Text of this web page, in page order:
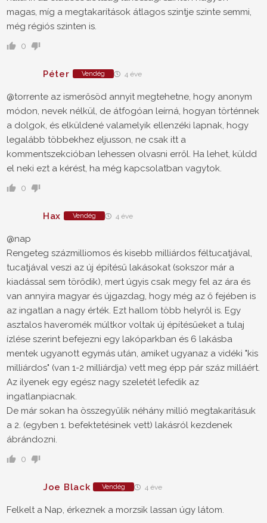
magas, míg a megtakarítások átlagos szintje szinte semmi,
még régiós szinten is.
0
Péter Vendég 4 éve
@torrente az ismerősöd annyit megtehetne, hogy anonym
módon, nevek nélkül, de átfogóan leírná, hogyan történnek
a dolgok, és elküldené valamelyik ellenzéki lapnak, hogy
legalább többekhez eljusson, ne csak itt a
kommentszekcióban lehessen olvasni erről. Ha lehet, küldd
el neki ezt a kérést, ha még kapcsolatban vagytok.
0
Hax Vendég 4 éve
@nap
Rengeteg százmilliomos és kisebb milliárdos féltucatjával,
tucatjával veszi az új építésű lakásokat (sokszor már a
kiadással sem törődik), mert úgyis csak megy fel az ára és
van annyira magyar és újgazdag, hogy még az ő fejében is
az ingatlan a nagy érték. Ezt hallom több helyről is. Egy
asztalos haveromék múltkor voltak új építésűeket a tulaj
ízlése szerint befejezni egy lakóparkban és 6 lakásba
mentek ugyanott egymás után, amiket ugyanaz a vidéki "kis
milliárdos" (van 1-2 milliárdja) vett meg épp pár száz milláért.
Az ilyenek egy egész nagy szeletét lefedik az
ingatlanpiacnak.
De már sokan ha összegyűlik néhány millió megtakarításuk
a 2. (egyben 1. befektetésinek vett) lakásról kezdenek
ábrándozni.
0
Joe Black Vendég 4 éve
Felkelt a Nap, érkeznek a morzsik lassan úgy látom.